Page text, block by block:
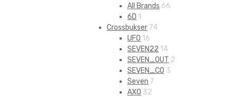
All Brands 66
6D 1
Crossbukser 74
UFO 16
SEVEN22 14
SEVEN_OUT 2
SEVEN_CO 3
Seven 7
AXO 32